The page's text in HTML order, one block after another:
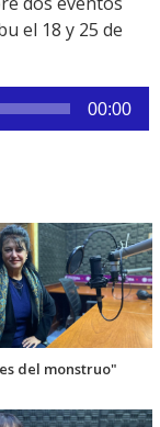
el 18 y 25 de
00:00
del monstruo"